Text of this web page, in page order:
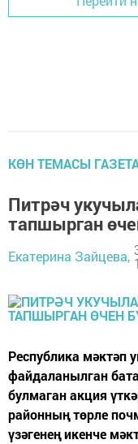
КӨН ТЕМАСЫ
Питрәч
тапшырган
Екатерина Зайцева,
Республика мәктәп
файдаланылган
булмаган акция
районның төрле
үзәгенең икенче